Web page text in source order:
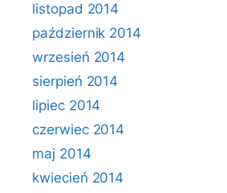
listopad 2014
październik 2014
wrzesień 2014
sierpień 2014
lipiec 2014
czerwiec 2014
maj 2014
kwiecień 2014